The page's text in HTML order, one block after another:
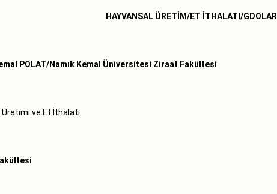
HAYVANSAL ÜRETİM/ET İTHALATI/GDOLAR
POLAT/Namık Kemal Üniversitesi Ziraat Fakültesi
ve Et İthalatı